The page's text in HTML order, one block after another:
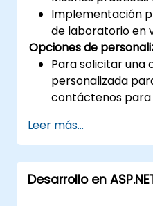
Implementación
de laboratorio en
Opciones de
Para solicitar una
personalizada
contáctenos para
Leer más...
Desarrollo en